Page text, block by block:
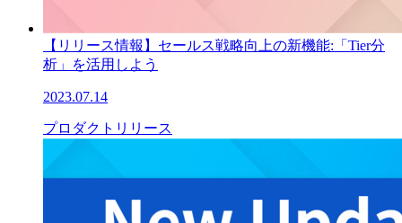
【リリース情報】セールス戦略向上の新機能:「Tier分
析」を活用しよう
2023.07.14
プロダクトリリース